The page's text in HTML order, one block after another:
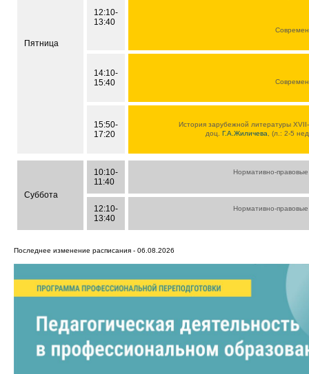
Пятница
12:10-
13:40
14:10-
15:40
15:50-
17:20
История зарубежной литературы
доц. Г.А.Жиличева , (л.: 2-5
Суббота
10:10-
11:40
Нормативно-
12:10-
13:40
Нормативно-
Последнее изменение расписания - 06.08.2026